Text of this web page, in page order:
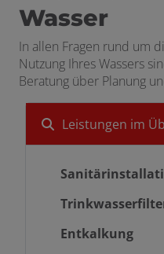
Wasser
In allen Fragen rund um
Nutzung Ihres Wassers
Beratung über Planung
Leistungen im
Entkalkung